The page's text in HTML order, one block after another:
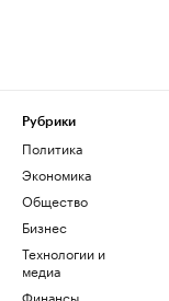
Рубрики
Политика
Экономика
Общество
Бизнес
Технологии и
медиа
Финансы